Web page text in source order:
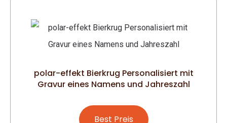
polar-effekt Bierkrug Personalisiert mit
Gravur eines Namens und Jahreszahl
Best Preis